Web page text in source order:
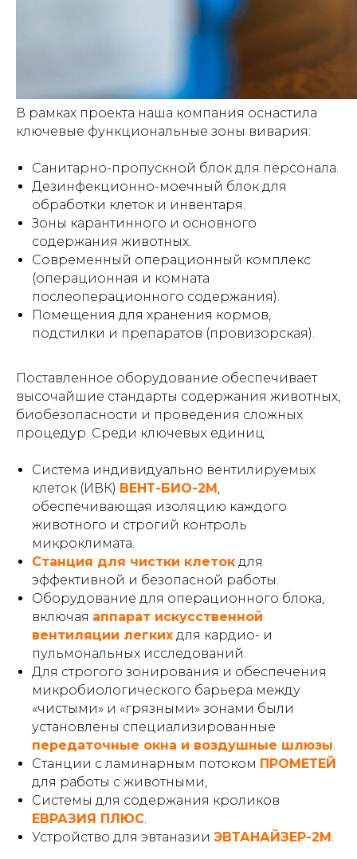
В рамках проекта наша компания оснастила
ключевые функциональные зоны вивария:
Санитарно-пропускной блок для персонала.
Дезинфекционно-моечный блок для
обработки клеток и инвентаря.
Зоны карантинного и основного
содержания животных.
Современный операционный комплекс
(операционная и комната
послеоперационного содержания).
Помещения для хранения кормов,
подстилки и препаратов (провизорская).
Поставленное оборудование обеспечивает
высочайшие стандарты содержания животных,
биобезопасности и проведения сложных
процедур. Среди ключевых единиц:
Система индивидуально вентилируемых
клеток (ИВК) ВЕНТ-БИО-2М,
обеспечивающая изоляцию каждого
животного и строгий контроль
микроклимата.
Станция для чистки клеток для
эффективной и безопасной работы.
Оборудование для операционного блока,
включая аппарат искусственной
вентиляции легких для кардио- и
пульмональных исследований.
Для строгого зонирования и обеспечения
микробиологического барьера между
«чистыми» и «грязными» зонами были
установлены специализированные
передаточные окна и воздушные шлюзы.
Cтанции с ламинарным потоком ПРОМЕТЕЙ
для работы с животными,
Cистемы для содержания кроликов
ЕВРАЗИЯ ПЛЮС.
Устройство для эвтаназии ЭВТАНАЙЗЕР-2М.